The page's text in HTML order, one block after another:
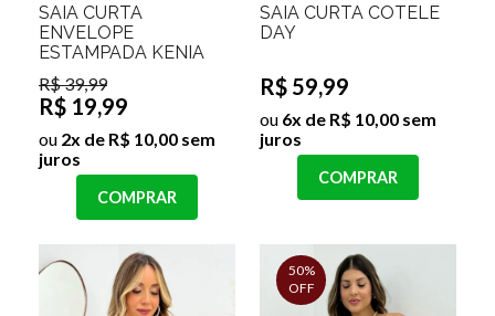
SAIA CURTA
ENVELOPE
ESTAMPADA KENIA
R$ 39,99
R$ 19,99
ou 2x de R$ 10,00 sem
juros
COMPRAR
SAIA CURTA COTELÊ
DAY
R$ 59,99
ou 6x de R$ 10,00 sem
juros
COMPRAR
50%
OFF